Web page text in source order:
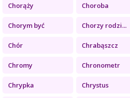
Chorąży Choroba
Chorym być Chorzy rodzi...
Chór Chrabąszcz
Chromy Chronometr
Chrypka Chrystus